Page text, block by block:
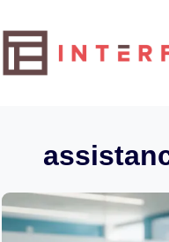
au
contenu